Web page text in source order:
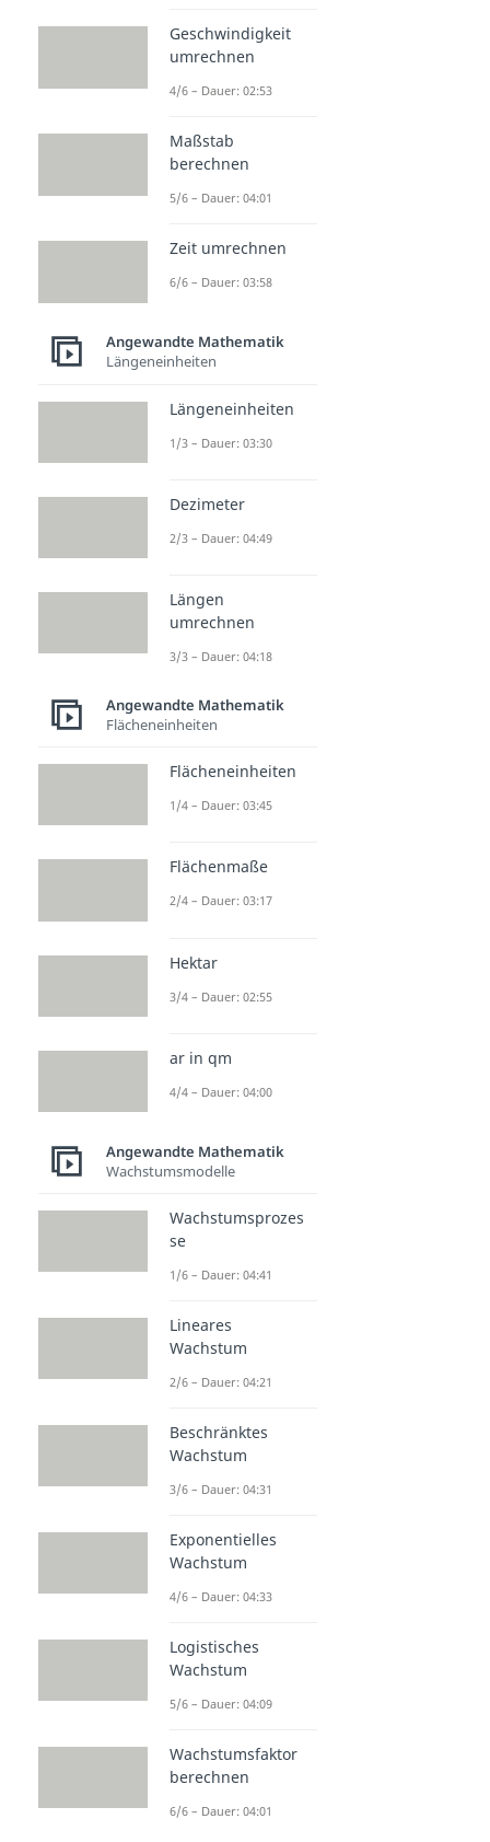
Geschwindigkeit
umrechnen
4/6 – Dauer: 02:53
Maßstab
berechnen
5/6 – Dauer: 04:01
Zeit umrechnen
6/6 – Dauer: 03:58
Angewandte Mathematik
Längeneinheiten
Längeneinheiten
1/3 – Dauer: 03:30
Dezimeter
2/3 – Dauer: 04:49
Längen
umrechnen
3/3 – Dauer: 04:18
Angewandte Mathematik
Flächeneinheiten
Flächeneinheiten
1/4 – Dauer: 03:45
Flächenmaße
2/4 – Dauer: 03:17
Hektar
3/4 – Dauer: 02:55
ar in qm
4/4 – Dauer: 04:00
Angewandte Mathematik
Wachstumsmodelle
Wachstumsprozes
se
1/6 – Dauer: 04:41
Lineares
Wachstum
2/6 – Dauer: 04:21
Beschränktes
Wachstum
3/6 – Dauer: 04:31
Exponentielles
Wachstum
4/6 – Dauer: 04:33
Logistisches
Wachstum
5/6 – Dauer: 04:09
Wachstumsfaktor
berechnen
6/6 – Dauer: 04:01